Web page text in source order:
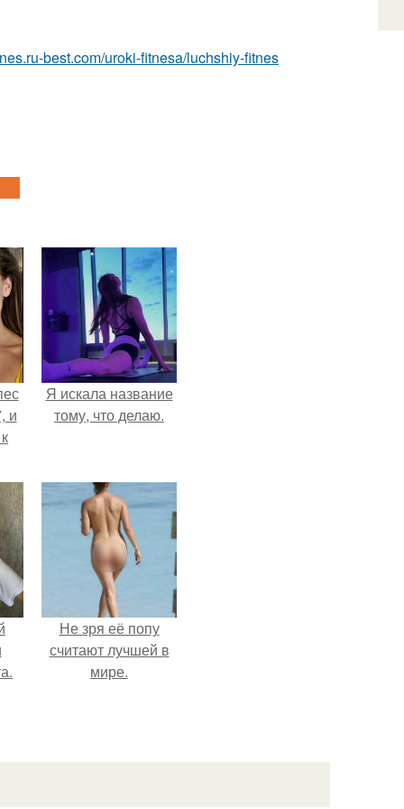
best.com/uroki-fitnesa/luchshiy-fitnes
и
Я искала название
тому, что делаю.
Не зря её попу
считают лучшей в
мире.